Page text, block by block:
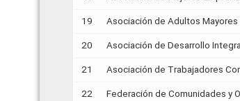
19 Asociación de Adultos Mayores
20 Asociación de Desarrollo
21 Asociación de Trabajadores
22 Federación de Comunidades y